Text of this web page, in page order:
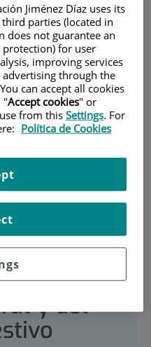
013
DIGESTIVO
y del
Jiménez Díaz uses its
parties (located in
does not guarantee an
for user
improving services
through the
can accept all cookies
"Accept cookies" or
from thisSettings. For
Política de Cookies